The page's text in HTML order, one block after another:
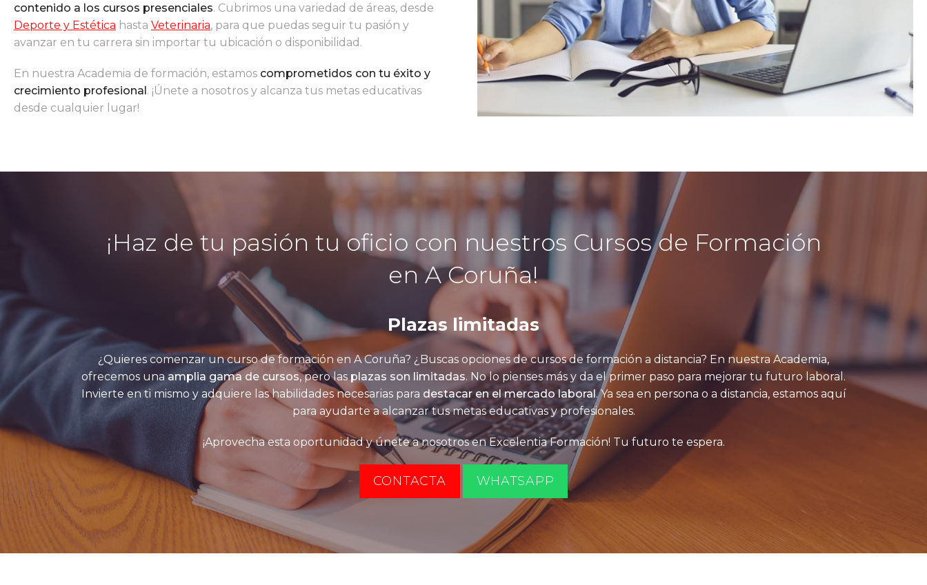
contenido a los cursos presenciales. Cubrimos una variedad de áreas, desde
Deporte y Estética hasta Veterinaria, para que puedas seguir tu pasión y
avanzar en tu carrera sin importar tu ubicación o disponibilidad.
En nuestra Academia de formación, estamos comprometidos con tu éxito y
crecimiento profesional. ¡Únete a nosotros y alcanza tus metas educativas
desde cualquier lugar!
¡Haz de tu pasión tu oficio con nuestros Cursos de Formación
en A Coruña!
Plazas limitadas
¿Quieres comenzar un curso de formación en A Coruña? ¿Buscas opciones de cursos de formación a distancia? En nuestra Academia,
ofrecemos unaamplia gama de cursos, pero las plazas son limitadas. No lo pienses más y da el primer paso para mejorar tu futuro laboral.
Invierte en ti mismo y adquiere las habilidades necesarias para destacar en el mercado laboral. Ya sea en persona o a distancia, estamos aquí
para ayudarte a alcanzar tus metas educativas y profesionales.
¡Aprovecha esta oportunidad y únete a nosotros en Excelentia Formación! Tu futuro te espera.
CONTACTA WHATSAPP